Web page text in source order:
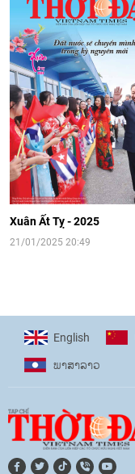
08:02 | 13/06/2026
14:41|12/06/2026
16:58|10/06/2026
17:07|09/06/2026
11:01 |09/06/2026
Xuân Ất Tỵ - 2025
21/01/2025 20:49
English
ພາ​ສາ​ລາວ